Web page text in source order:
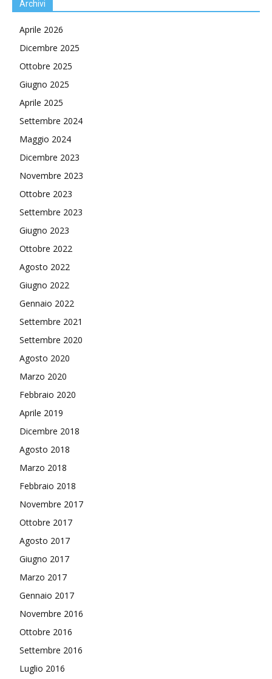
Archivi
Aprile 2026
Dicembre 2025
Ottobre 2025
Giugno 2025
Aprile 2025
Settembre 2024
Maggio 2024
Dicembre 2023
Novembre 2023
Ottobre 2023
Settembre 2023
Giugno 2023
Ottobre 2022
Agosto 2022
Giugno 2022
Gennaio 2022
Settembre 2021
Settembre 2020
Agosto 2020
Marzo 2020
Febbraio 2020
Aprile 2019
Dicembre 2018
Agosto 2018
Marzo 2018
Febbraio 2018
Novembre 2017
Ottobre 2017
Agosto 2017
Giugno 2017
Marzo 2017
Gennaio 2017
Novembre 2016
Ottobre 2016
Settembre 2016
Luglio 2016